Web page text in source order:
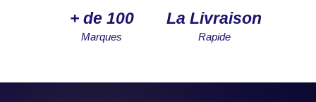
+ de 100
Marques
La Livraison
Rapide